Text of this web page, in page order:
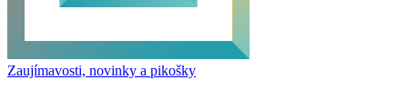
Zaujímavosti, novinky a pikošky